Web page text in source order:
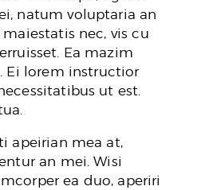
natum voluptaria an
nec, vis cu
Ea mazim
Ei lorem instructior
ut est.
apeirian mea at,
an mei. Wisi
ea duo, aperiri